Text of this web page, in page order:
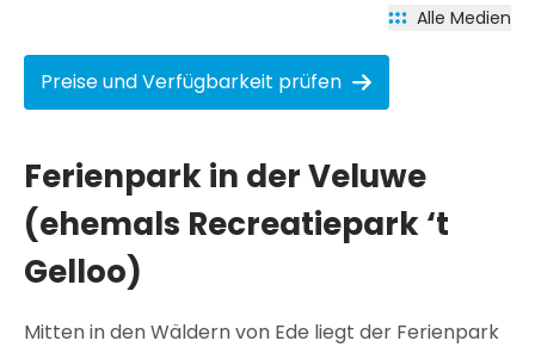
Alle Medien
Preise und Verfügbarkeit prüfen
Ferienpark in der Veluwe
(ehemals Recreatiepark ‘t
Gelloo)
Mitten in den Wäldern von Ede liegt der Ferienpark